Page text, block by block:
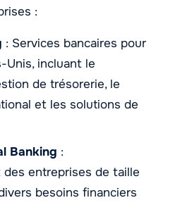
:
: Services bancaires pour
Unis, incluant le
de trésorerie, le
et les solutions de
Banking :
des entreprises de taille
besoins financiers